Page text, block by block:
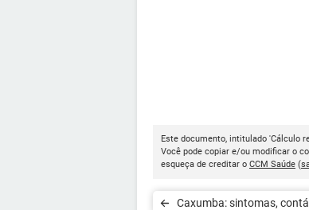
Este documento, intitulado 'Cálculo
Você pode copiar e/ou modificar o
esqueça de creditar o CCM Saúde (
Caxumba: sintomas,